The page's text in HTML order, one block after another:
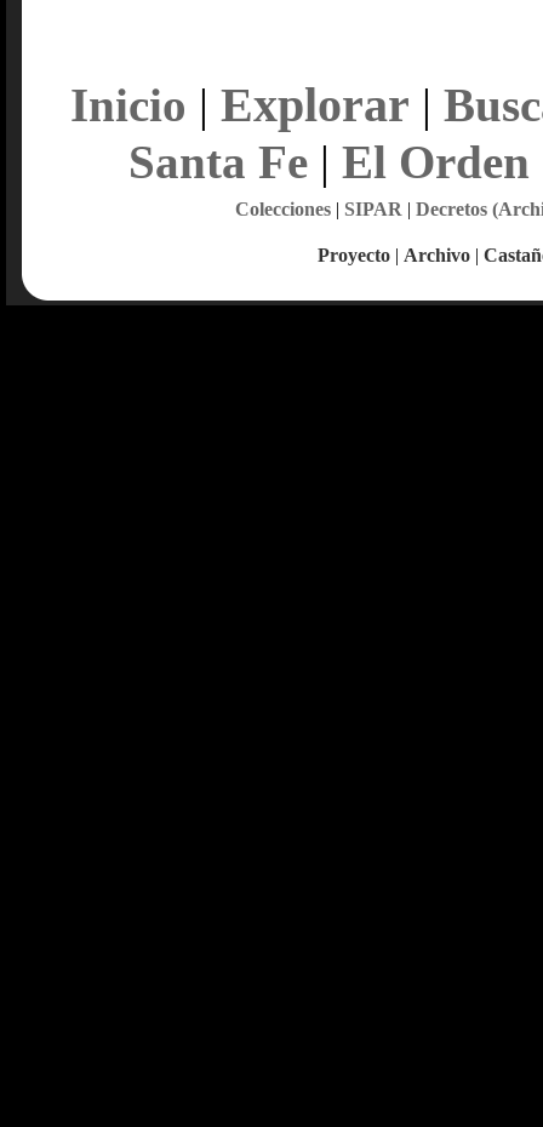
Inicio | Explorar |
Santa Fe| El Orden
Colecciones| SIPAR | Decretos
Proyecto | Archivo |